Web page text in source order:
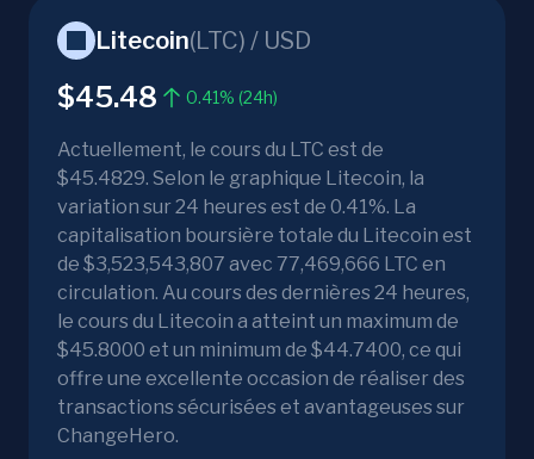
Litecoin(LTC) / USD
$45.48 0.41% (24h)
Actuellement, le cours du LTC est de
$45.4829. Selon le graphique Litecoin, la
variation sur 24 heures est de 0.41%. La
capitalisation boursière totale du Litecoin est
de $3,523,543,807 avec 77,469,666 LTC en
circulation. Au cours des dernières 24 heures,
le cours du Litecoin a atteint un maximum de
$45.8000 et un minimum de $44.7400, ce qui
offre une excellente occasion de réaliser des
transactions sécurisées et avantageuses sur
ChangeHero.